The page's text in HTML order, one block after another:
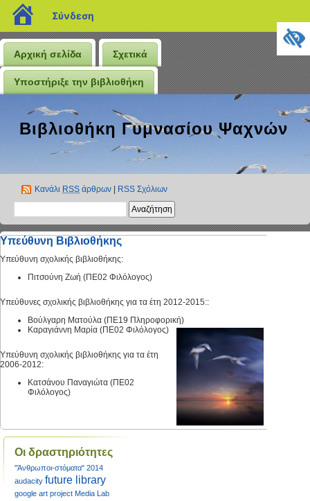
blogs.sch.gr
Σύνδεση
Αρχική σελίδα Σχετικά
Υποστήριξε την βιβλιοθήκη
Βιβλιοθήκη Γυμνασίου Ψαχνών
Κανάλι RSS άρθρων RSS Σχόλιων
Υπεύθυνη Βιβλιοθήκης
Υπεύθυνη σχολικής βιβλιοθήκης:
Πιτσούνη Ζωή (ΠΕ02 Φιλόλογος)
Υπεύθυνες σχολικής βιβλιοθήκης για τα έτη 2012-2015::
Βούλγαρη Ματούλα (ΠΕ19 Πληροφορική)
Καραγιάννη Μαρία (ΠΕ02 Φιλόλογος)
Υπεύθυνη σχολικής βιβλιοθήκης για τα έτη
2006-2012:
Κατσάνου Παναγιώτα (ΠΕ02
Φιλόλογος)
Οι δραστηριότητες
"Άνθρωποι-στόματα" 2014
audacity future library
google art project Media Lab